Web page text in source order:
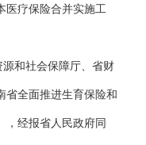
医疗保险合并实施工
和社会保障厅、省财
省全面推进生育保险和
，经报省人民政府同